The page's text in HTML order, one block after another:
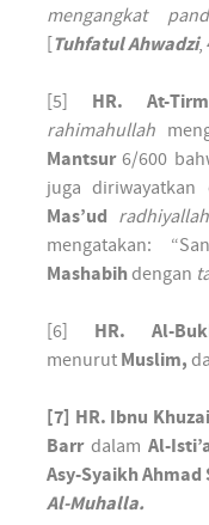
mengangkat
[Tuhfatul Ahwadzi,
[5] HR. At-
rahimahullah
Mantsur6/600
juga diriwayatkan
Mas’ud
mengatakan:
Mashabihdengan
[6] HR. Al-
menurut Muslim,
[7] HR. Ibnu
BarrdalamAl-
Asy-Syaikh Ahmad
Al-Muhalla.